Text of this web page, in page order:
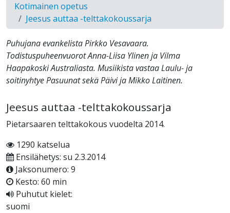
Kotimainen opetus
Jeesus auttaa -telttakokoussarja
Puhujana evankelista Pirkko Vesavaara.
Todistuspuheenvuorot Anna-Liisa Ylinen ja Vilma
Haapakoski Australiasta. Musiikista vastaa Laulu- ja
soitinyhtye Pasuunat sekä Päivi ja Mikko Laitinen.
Jeesus auttaa -telttakokoussarja
Pietarsaaren telttakokous vuodelta 2014.
1290 katselua
Ensilähetys: su 2.3.2014
Jaksonumero: 9
Kesto: 60 min
Puhutut kielet:
suomi